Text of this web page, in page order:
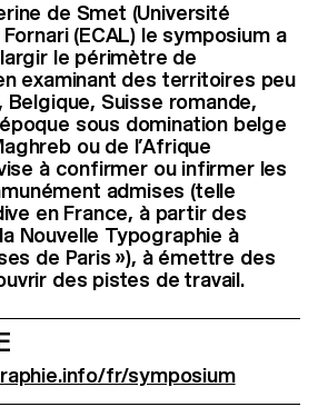
de Smet (Université
(ECAL) le symposium a
le périmètre de
examinant des territoires peu
Belgique, Suisse romande,
sous domination belge
ou de l’Afrique
à confirmer ou infirmer les
admises (telle
en France, à partir des
Nouvelle Typographie à
de Paris »), à émettre des
des pistes de travail.
fr/symposium